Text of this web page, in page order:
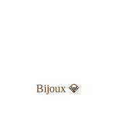
Bijoux 💎